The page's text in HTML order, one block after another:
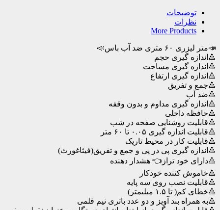
توضیحات
نظرات
More Products
📣متر لیزری ۶۰ متری ضد آب باس📣
🔺اندازه گیری حجم
🔺اندازه گیری مساحت
🔺اندازه گیری ارتفاع
🔺جمع و تفریق
🔺ضد آب
🔺اندازه گیری مداوم و بدون وقفه
🔺حافظه داخلی
🔺قابلیت روشنایی صفحه در شب
🔺قابلیت اندازه گیری ۰.۰۵ تا ۶۰ متر
🔺قابلیت کار در محیط تاریک
🔺اندازه گیری پی در پی و جمع و تفریق(فیثاغورث)
🔺دارای خود تراز👈 هشدار دهنده
🔺خاموش کننده خودکار
🔺قابلیت نصب روی سه پایه
🔺خطای کم( تا ۱.۵ میلیمتر)
🔺به همراه بند آویز و دو عدد باتری نیم قلمی